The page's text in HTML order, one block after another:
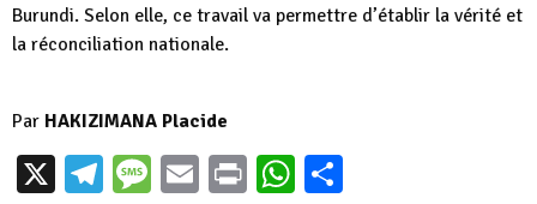
Burundi. Selon elle, ce travail va permettre d’établir la vérité et
la réconciliation nationale.
Par HAKIZIMANA Placide
X Telegram
Message
EmailPrintWhatsApp